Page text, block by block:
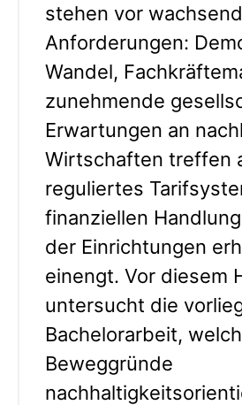
stehen vor
Anforderungen:
Wandel,
zunehmende
Erwartungen an
Wirtschaften treffen
reguliertes
finanziellen
der Einrichtungen
einengt. Vor diesem
untersucht die
Bachelorarbeit,
Beweggründe